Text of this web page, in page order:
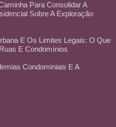
Para Consolidar A
Sobre A Exploração
E Os Limites Legais: O Que
E Condomínios
Condominiais E A